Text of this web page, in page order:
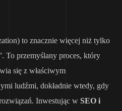
to znacznie więcej niż tylko
To przemyślany proces, który
się z właściwym
ludźmi, dokładnie wtedy, gdy
Inwestując wSEO i